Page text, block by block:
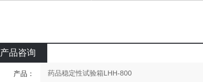
产品咨询
产品：